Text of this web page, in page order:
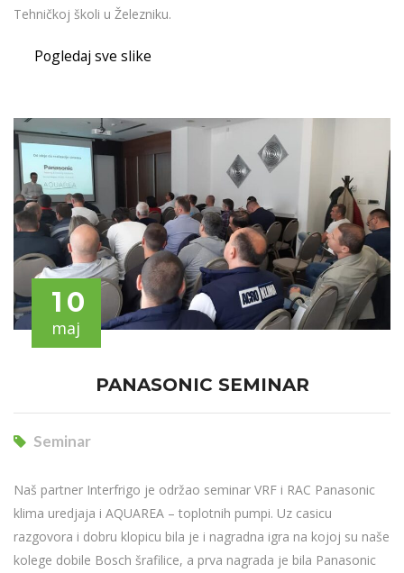
Tehničkoj školi u Železniku.
Pogledaj sve slike
10
maj
PANASONIC SEMINAR
Seminar
Naš partner Interfrigo je održao seminar VRF i RAC Panasonic
klima uredjaja i AQUAREA – toplotnih pumpi. Uz casicu
razgovora i dobru klopicu bila je i nagradna igra na kojoj su naše
kolege dobile Bosch šrafilice, a prva nagrada je bila Panasonic